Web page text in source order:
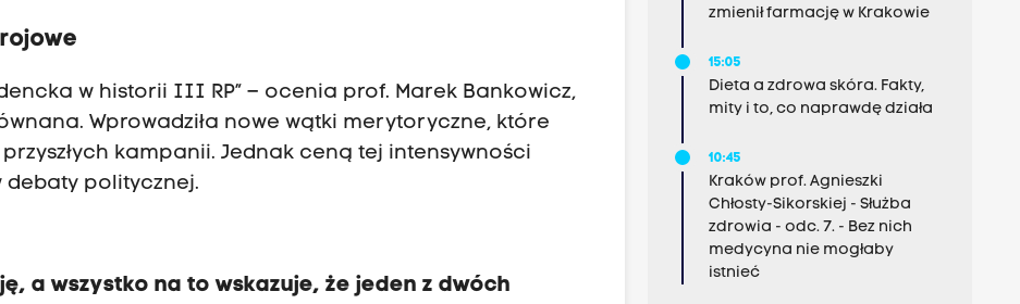
w historii III RP” – ocenia prof. Marek Bankowicz,
Wprowadziła nowe wątki merytoryczne, które
kampanii. Jednak ceną tej intensywności
debaty politycznej.
a wszystko na to wskazuje, że jeden z dwóch
zmienił farmację w Krakowie
15:05
Dieta a zdrowa skóra. Fakty,
mity i to, co naprawdę działa
10:45
Kraków prof. Agnieszki
Chłosty-Sikorskiej - Służba
zdrowia - odc. 7. - Bez nich
medycyna nie mogłaby
istnieć